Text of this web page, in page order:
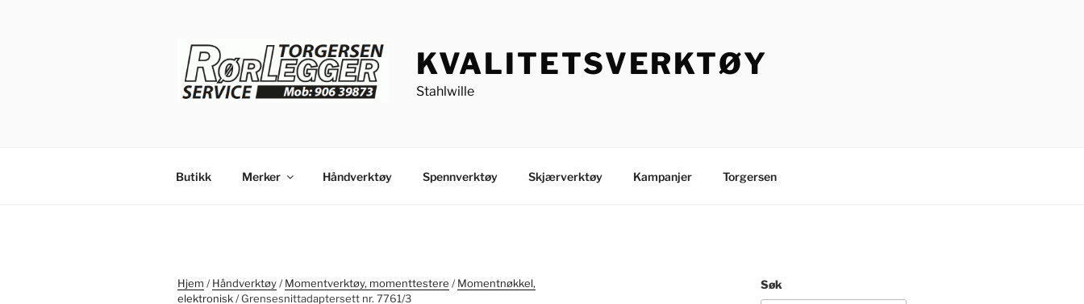
KVALITETSVERKTØY
Stahlwille
Butikk Merker Håndverktøy Spennverktøy Skjærverktøy Kampanjer Torgersen
Hjem /Håndverktøy/Momentverktøy, momenttestere /Momentnøkkel,
elektronisk/ Grensesnittadaptersett nr. 7761/3
Søk